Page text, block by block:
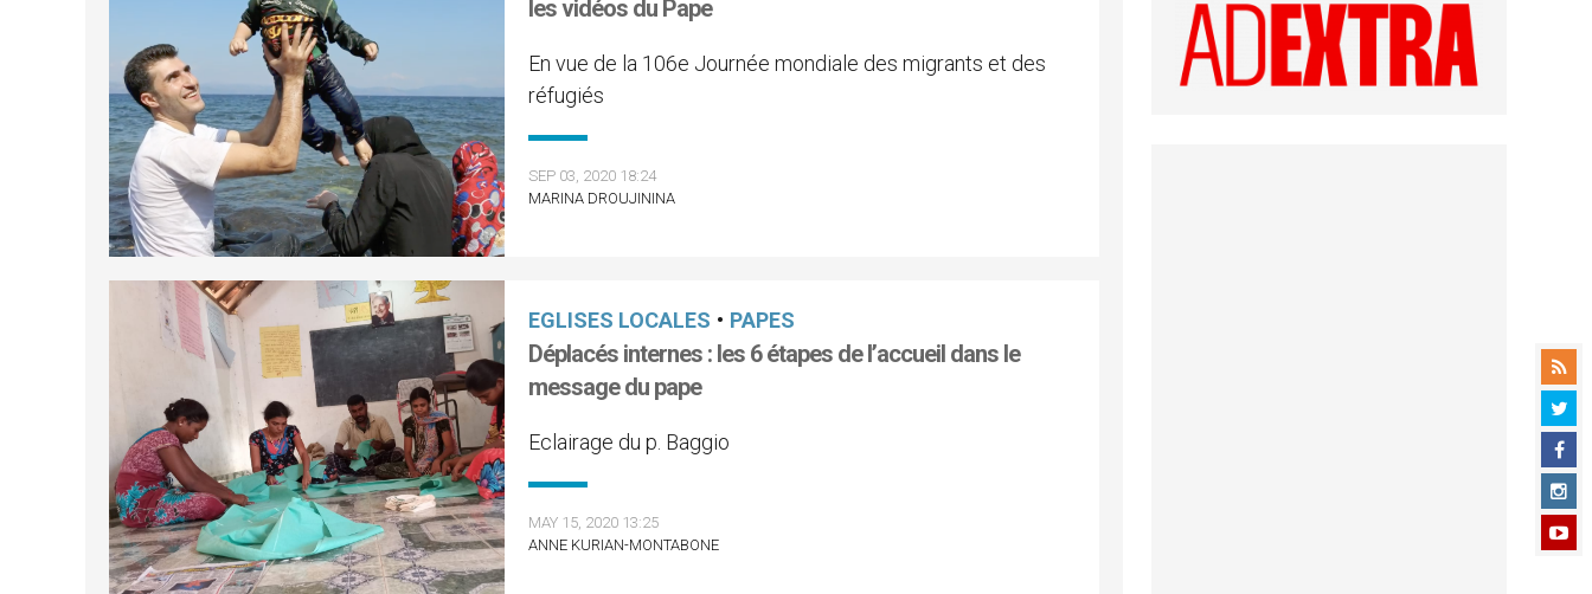
les vidéos du Pape
En vue de la 106e Journée mondiale des migrants et des
réfugiés
SEP 03, 2020 18:24
MARINA DROUJININA
EGLISES LOCALES • PAPES
Déplacés internes : les 6 étapes de l’accueil dans le
message du pape
Eclairage du p. Baggio
MAY 15, 2020 13:25
ANNE KURIAN-MONTABONE